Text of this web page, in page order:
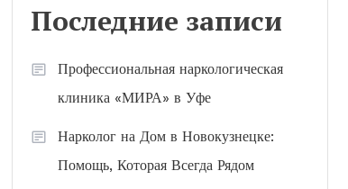
Последние записи
Профессиональная наркологическая
клиника «МИРА» в Уфе
Нарколог на Дом в Новокузнецке:
Помощь, Которая Всегда Рядом